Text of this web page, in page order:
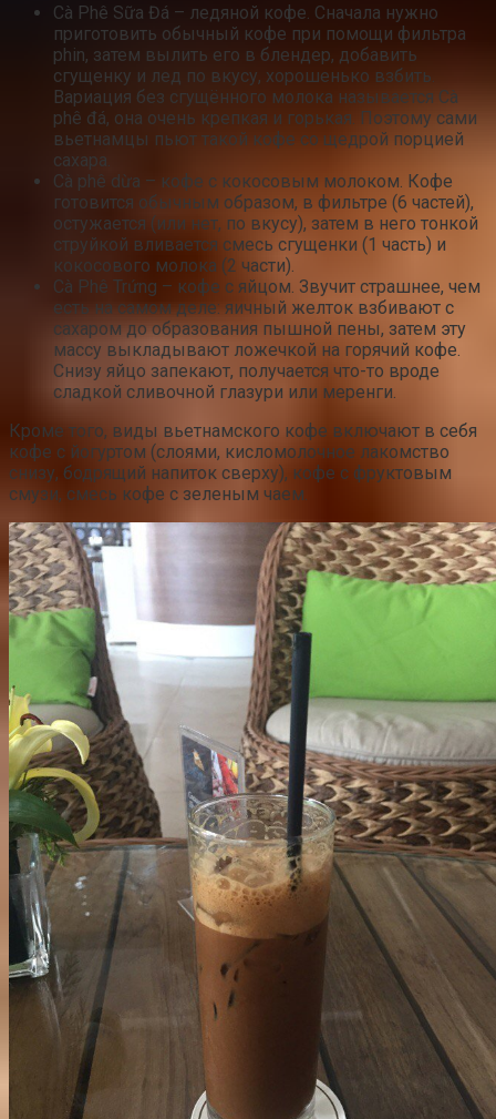
Cà Phê Sữa Đá – ледяной кофе. Сначала нужно
приготовить обычный кофе при помощи фильтра
phin, затем вылить его в блендер, добавить
сгущенку и лед по вкусу, хорошенько взбить.
Вариация без сгущённого молока называется Cà
phê đá, она очень крепкая и горькая. Поэтому сами
вьетнамцы пьют такой кофе со щедрой порцией
сахара.
Cà phê dừa – кофе с кокосовым молоком. Кофе
готовится обычным образом, в фильтре (6 частей),
остужается (или нет, по вкусу), затем в него тонкой
струйкой вливается смесь сгущенки (1 часть) и
кокосового молока (2 части).
Cà Phê Trứng – кофе с яйцом. Звучит страшнее, чем
есть на самом деле: яичный желток взбивают с
сахаром до образования пышной пены, затем эту
массу выкладывают ложечкой на горячий кофе.
Снизу яйцо запекают, получается что-то вроде
сладкой сливочной глазури или меренги.
Кроме того, виды вьетнамского кофе включают в себя
кофе с йогуртом (слоями, кисломолочное лакомство
снизу, бодрящий напиток сверху), кофе с фруктовым
смузи, смесь кофе с зеленым чаем.